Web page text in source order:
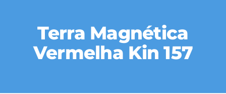
Terra Magnética
Vermelha Kin 157